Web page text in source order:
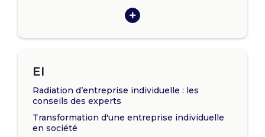
EI
Radiation d’entreprise individuelle : les
conseils des experts
Transformation d'une entreprise individuelle
en société